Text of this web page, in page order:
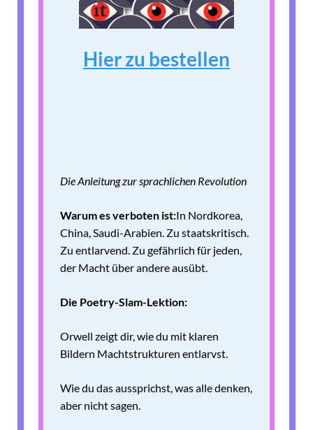
Hier zu bestellen
Die Anleitung zur sprachlichen Revolution
Warum es verboten ist:In Nordkorea,
China, Saudi-Arabien. Zu staatskritisch.
Zu entlarvend. Zu gefährlich für jeden,
der Macht über andere ausübt.
Die Poetry-Slam-Lektion:
Orwell zeigt dir, wie du mit klaren
Bildern Machtstrukturen entlarvst.
Wie du das aussprichst, was alle denken,
aber nicht sagen.